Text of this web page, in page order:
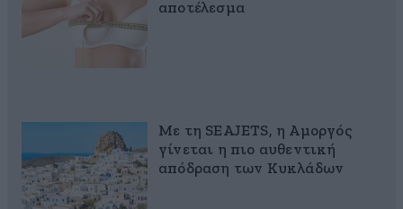
αποτέλεσμα
Με τη SEAJETS, η Αμοργός
γίνεται η πιο αυθεντική
απόδραση των Κυκλάδων